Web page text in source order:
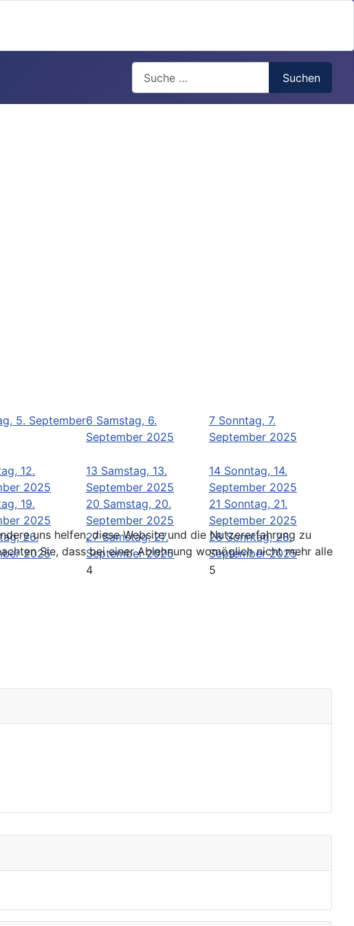
Suchen
5. September6 Samstag, 6.
September 2025
7 Sonntag, 7.
September 2025
12.
2025
13 Samstag, 13.
September 2025
14 Sonntag, 14.
September 2025
19.
2025
20 Samstag, 20.
September 2025
21 Sonntag, 21.
September 2025
26.
2025
27 Samstag, 27.
September 2025
28 Sonntag, 28.
September 2025
4 5
uns helfen, diese Website und die Nutzererfahrung zu
Sie, dass bei einer Ablehnung womöglich nicht mehr alle